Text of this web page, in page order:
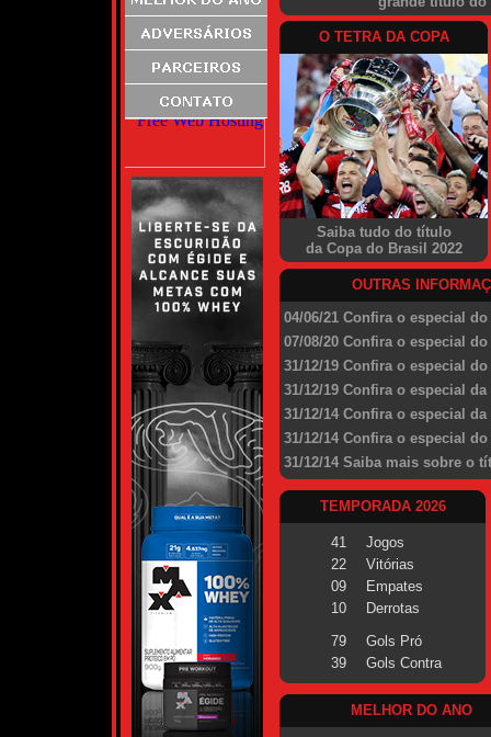
O TETRA DA COPA
Saiba tudo do título
da Copa do Brasil 2022
OUTRAS
04/06/21 Confira o especial
07/08/20 Confira o especial
31/12/19 Confira o especial
31/12/19 Confira o especial da
31/12/14 Confira o especial
31/12/14 Confira o especial
31/12/14 Saiba mais sobre o
TEMPORADA 2026
41
Jogos
22
Vitórias
09
Empates
10
Derrotas
79
Gols Pró
39
Gols Contra
MELHOR DO ANO